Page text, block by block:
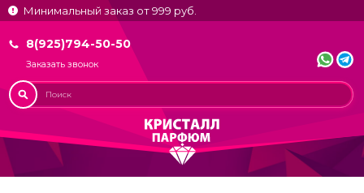
Минимальный заказ от 999 руб.
8(925)794-50-50
Заказать звонок